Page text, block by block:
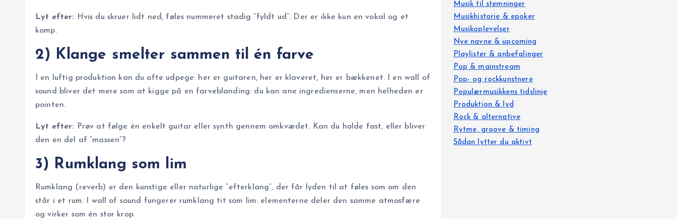
Lyt efter: Hvis du skruer lidt ned, føles nummeret stadig “fyldt ud”. Der er ikke kun en vokal og et
komp.
2) Klange smelter sammen til én farve
I en luftig produktion kan du ofte udpege: her er guitaren, her er klaveret, her er bækkenet. I en wall of
sound bliver det mere som at kigge på en farveblanding: du kan ane ingredienserne, men helheden er
pointen.
Lyt efter: Prøv at følge én enkelt guitar eller synth gennem omkvædet. Kan du holde fast, eller bliver
den en del af “massen”?
3) Rumklang som lim
Rumklang (reverb) er den kunstige eller naturlige “efterklang”, der får lyden til at føles som om den
står i et rum. I wall of sound fungerer rumklang tit som lim: elementerne deler den samme atmosfære
og virker som én stor krop.
Musik til stemninger
Musikhistorie & epoker
Musikoplevelser
Nye navne & upcoming
Playlister & anbefalinger
Pop & mainstream
Pop- og rockkunstnere
Populærmusikkens tidslinje
Produktion & lyd
Rock & alternative
Rytme, groove & timing
Sådan lytter du aktivt